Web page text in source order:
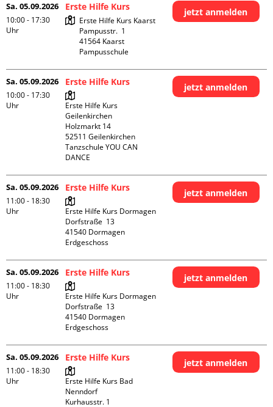
Sa. 05.09.2026
10:00 - 17:30
Uhr
Erste Hilfe Kurs
Erste Hilfe Kurs Kaarst
Pampusstr.  1
41564 Kaarst
Pampusschule
jetzt anmelden
Sa. 05.09.2026
10:00 - 17:30
Uhr
Erste Hilfe Kurs
Erste Hilfe Kurs
Geilenkirchen
Holzmarkt 14
52511 Geilenkirchen
Tanzschule YOU CAN
DANCE
jetzt anmelden
Sa. 05.09.2026
11:00 - 18:30
Uhr
Erste Hilfe Kurs
Erste Hilfe Kurs Dormagen
Dorfstraße  13
41540 Dormagen
Erdgeschoss
jetzt anmelden
Sa. 05.09.2026
11:00 - 18:30
Uhr
Erste Hilfe Kurs
Erste Hilfe Kurs Dormagen
Dorfstraße  13
41540 Dormagen
Erdgeschoss
jetzt anmelden
Sa. 05.09.2026
11:00 - 18:30
Uhr
Erste Hilfe Kurs
Erste Hilfe Kurs Bad
Nenndorf
Kurhausstr. 1
jetzt anmelden